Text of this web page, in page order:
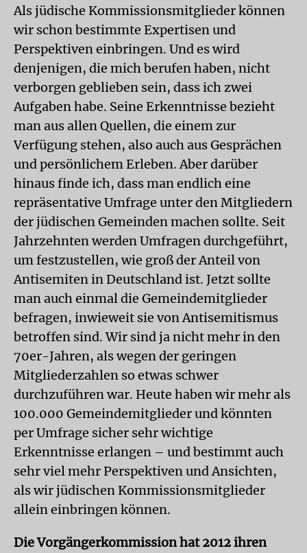
Als jüdische Kommissionsmitglieder können
wir schon bestimmte Expertisen und
Perspektiven einbringen. Und es wird
denjenigen, die mich berufen haben, nicht
verborgen geblieben sein, dass ich zwei
Aufgaben habe. Seine Erkenntnisse bezieht
man aus allen Quellen, die einem zur
Verfügung stehen, also auch aus Gesprächen
und persönlichem Erleben. Aber darüber
hinaus finde ich, dass man endlich eine
repräsentative Umfrage unter den Mitgliedern
der jüdischen Gemeinden machen sollte. Seit
Jahrzehnten werden Umfragen durchgeführt,
um festzustellen, wie groß der Anteil von
Antisemiten in Deutschland ist. Jetzt sollte
man auch einmal die Gemeindemitglieder
befragen, inwieweit sie von Antisemitismus
betroffen sind. Wir sind ja nicht mehr in den
70er-Jahren, als wegen der geringen
Mitgliederzahlen so etwas schwer
durchzuführen war. Heute haben wir mehr als
100.000 Gemeindemitglieder und könnten
per Umfrage sicher sehr wichtige
Erkenntnisse erlangen – und bestimmt auch
sehr viel mehr Perspektiven und Ansichten,
als wir jüdischen Kommissionsmitglieder
allein einbringen können.
Die Vorgängerkommission hat 2012 ihren